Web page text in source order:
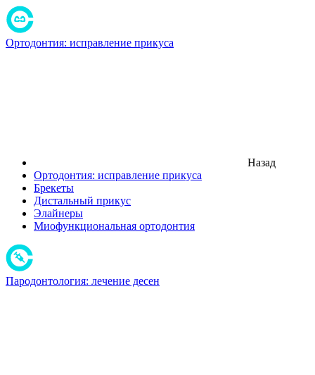
Ортодонтия: исправление прикуса
Назад
Ортодонтия: исправление прикуса
Брекеты
Дистальный прикус
Элайнеры
Миофункциональная ортодонтия
Пародонтология: лечение десен